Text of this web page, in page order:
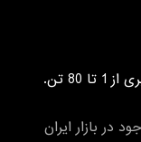
محدوده کامل با ظرفیت های بالابری از 1 تا 80 تن.
در بازار ایران